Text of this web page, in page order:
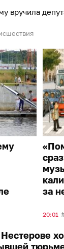
вручила
за
20:01